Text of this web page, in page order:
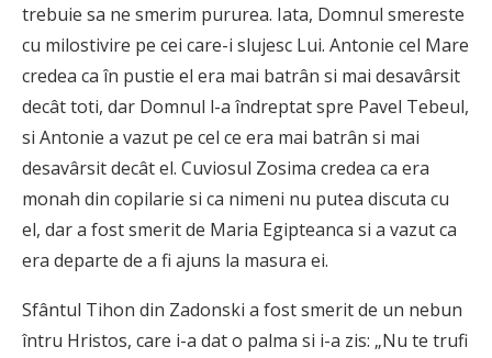
trebuie sa ne smerim pururea. Iata, Domnul smereste
cu milostivire pe cei care-i slujesc Lui. Antonie cel Mare
credea ca în pustie el era mai batrân si mai desavârsit
decât toti, dar Domnul l-a îndreptat spre Pavel Tebeul,
si Antonie a vazut pe cel ce era mai batrân si mai
desavârsit decât el. Cuviosul Zosima credea ca era
monah din copilarie si ca nimeni nu putea discuta cu
el, dar a fost smerit de Maria Egipteanca si a vazut ca
era departe de a fi ajuns la masura ei.
Sfântul Tihon din Zadonski a fost smerit de un nebun
întru Hristos, care i-a dat o palma si i-a zis: „Nu te trufi